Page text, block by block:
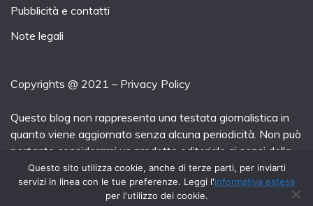
Pubblicità e contatti
Note legali
Copyrights @ 2021 – Privacy Policy
Questo blog non rappresenta una testata giornalistica in
quanto viene aggiornato senza alcuna periodicità. Non può
pertanto considerarsi un prodotto editoriale ai sensi della
legge n° 62 del 7.03.2001.
Questo sito utilizza cookie, anche di terze parti, per inviarti
servizi in linea con le tue preferenze. Leggi l'informativa estesa
per l'utilizzo dei cookie.